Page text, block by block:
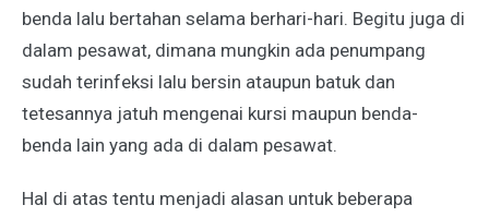
benda lalu bertahan selama berhari-hari. Begitu juga di
dalam pesawat, dimana mungkin ada penumpang
sudah terinfeksi lalu bersin ataupun batuk dan
tetesannya jatuh mengenai kursi maupun benda-
benda lain yang ada di dalam pesawat.
Hal di atas tentu menjadi alasan untuk beberapa